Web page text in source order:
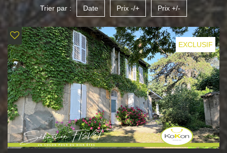
Trier par : Date Prix -/+ Prix +/-
EXCLUSIF